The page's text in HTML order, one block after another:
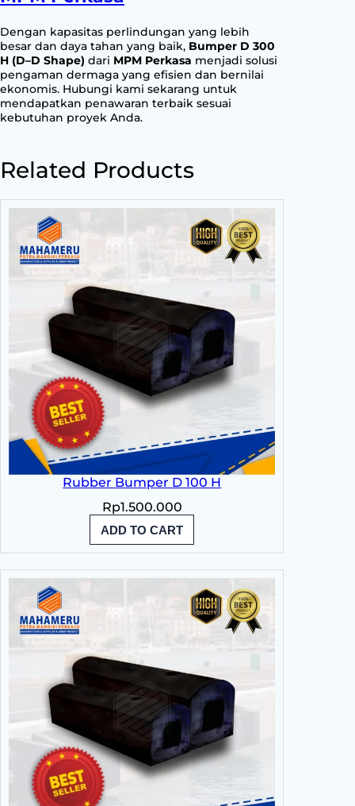
Dengan kapasitas perlindungan yang lebih
besar dan daya tahan yang baik, Bumper D 300
H (D–D Shape) dari MPM Perkasa menjadi solusi
pengaman dermaga yang efisien dan bernilai
ekonomis. Hubungi kami sekarang untuk
mendapatkan penawaran terbaik sesuai
kebutuhan proyek Anda.
Related Products
Rubber Bumper D 100 H
Rp1.500.000
ADD TO CART